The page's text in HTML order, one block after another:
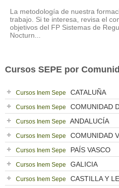
La metodología de nuestra
trabajo. Si te interesa, revisa el
objetivos del FP Sistemas de
Nocturn...
Cursos SEPE por
Cursos Inem Sepe CATALUÑA
Cursos Inem Sepe COMUNIDAD
Cursos Inem Sepe ANDALUCÍA
Cursos Inem Sepe COMUNIDAD
Cursos Inem Sepe PAÍS VASCO
Cursos Inem Sepe GALICIA
Cursos Inem Sepe CASTILLA Y